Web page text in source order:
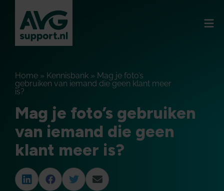
Home » Kennisbank » Mag je foto’s
gebruiken van iemand die geen klant meer
is?
Mag je foto’s gebruiken
van iemand die geen
klant meer is?